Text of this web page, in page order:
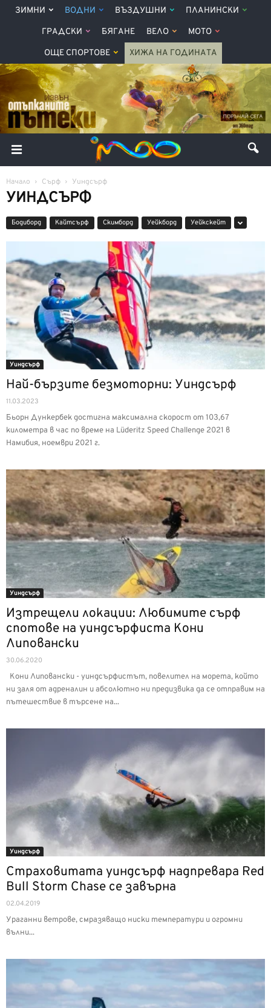
ЗИМНИ ВОДНИ ВЪЗДУШНИ ПЛАНИНСКИ
ГРАДСКИ БЯГАНЕ ВЕЛО МОТО
ОЩЕ СПОРТОВЕ ХИЖА НА ГОДИНАТА
Начало Сърф Уиндсърф
УИНДСЪРФ
Бодиборд Кайтсърф Скимборд Уейкборд Уейкскейт
Уиндсърф
Най-бързите безмоторни: Уиндсърф
11.03.2023
Бьорн Дункербек достигна максимална скорост от 103,67
километра в час по време на Lüderitz Speed Challenge 2021 в
Намибия, ноември 2021 г.
Уиндсърф
Изтрещели локации: Любимите сърф
спотове на уиндсърфиста Кони
Липовански
30.06.2020
Кони Липовански - уиндсърфистът, повелител на морета, който
ни заля от адреналин и абсолютно ни предизвика да се отправим на
пътешествие в търсене на...
Уиндсърф
Страховитата уиндсърф надпревара Red
Bull Storm Chase се завърна
02.04.2019
Ураганни ветрове, смразяващо ниски температури и огромни
вълни...